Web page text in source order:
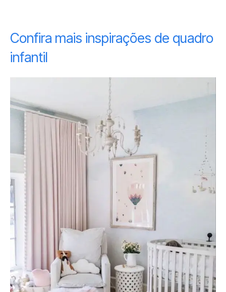
Confira mais inspirações de quadro
infantil